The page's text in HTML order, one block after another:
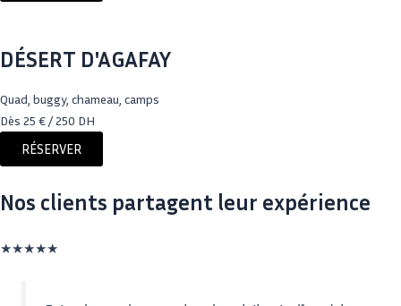
DÉSERT D'AGAFAY
Quad, buggy, chameau, camps
Dès 25 € / 250 DH
RÉSERVER
Nos clients partagent leur expérience
★★★★★